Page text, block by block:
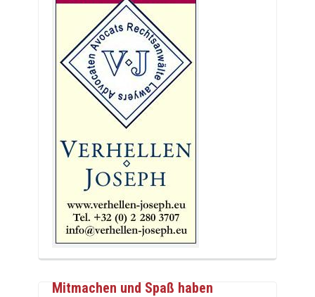
Mitmachen und Spaß haben